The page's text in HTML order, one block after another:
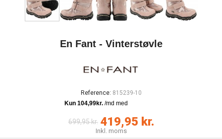
En Fant - Vinterstøvle
Reference: 815239-10
699,95 kr. 419,95 kr.
Inkl. moms